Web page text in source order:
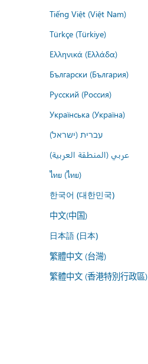
Tiếng Việt (Việt Nam)
Türkçe (Türkiye)
Ελληνικά (Ελλάδα)
Български (България)
Русский (Россия)
Українська (Україна)
עברית (ישראל)
عربي (المنطقة العربية)
ไทย (ไทย)
한국어 (대한민국)
中文(中国)
日本語 (日本)
繁體中文 (台灣)
繁體中文 (香港特別行政區)